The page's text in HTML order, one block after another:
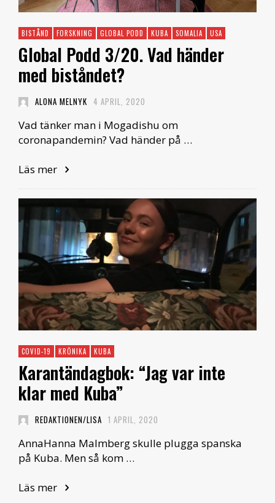
BISTÅND FORSKNING GLOBAL PODD KUBA SOMALIA USA
Global Podd 3/20. Vad händer
med biståndet?
ALONA MELNYK 4 APRIL, 2020
Vad tänker man i Mogadishu om
coronapandemin? Vad händer på …
Läs mer
COVID-19 KRÖNIKA KUBA
Karantändagbok: “Jag var inte
klar med Kuba”
REDAKTIONEN/LISA 1 APRIL, 2020
AnnaHanna Malmberg skulle plugga spanska
på Kuba. Men så kom …
Läs mer